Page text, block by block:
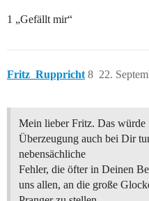
1 „Gefällt mir“
Fritz_Ruppricht 22.
8
Mein lieber Fritz. Das würde
Überzeugung auch bei Dir
nebensächliche
Fehler, die öfter in Deinen
uns allen, an die große